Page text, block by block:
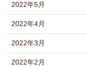
2022年5月
2022年4月
2022年3月
2022年2月